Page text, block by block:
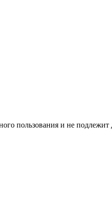
пользования и не